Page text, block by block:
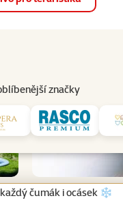
značky
Služby
čumák i ocásek ❄️